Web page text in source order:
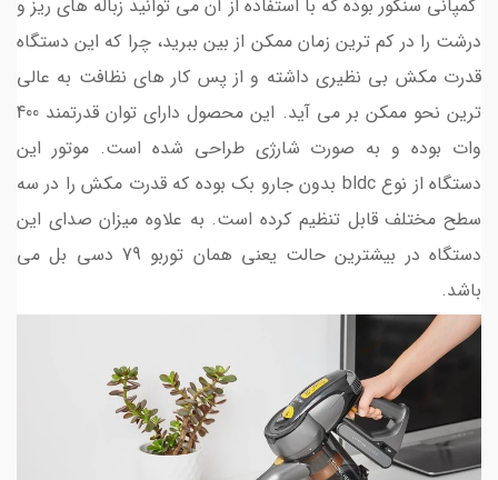
کمپانی سنکور بوده که با استفاده از آن می توانید زباله های ریز و
درشت را در کم ترین زمان ممکن از بین ببرید، چرا که این دستگاه
قدرت مکش بی نظیری داشته و از پس کار های نظافت به عالی
ترین نحو ممکن بر می آید. این محصول دارای توان قدرتمند 400
وات بوده و به صورت شارژی طراحی شده است. موتور این
دستگاه از نوع bldc بدون جارو بک بوده که قدرت مکش را در سه
سطح مختلف قابل تنظیم کرده است. به علاوه میزان صدای این
دستگاه در بیشترین حالت یعنی همان توربو 79 دسی بل می
باشد.